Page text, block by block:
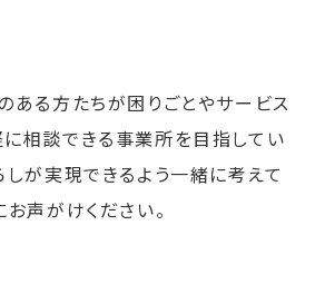
ある方たちが困りごとやサービス
相談できる事業所を目指してい
しが実現できるよう一緒に考えて
声がけください。